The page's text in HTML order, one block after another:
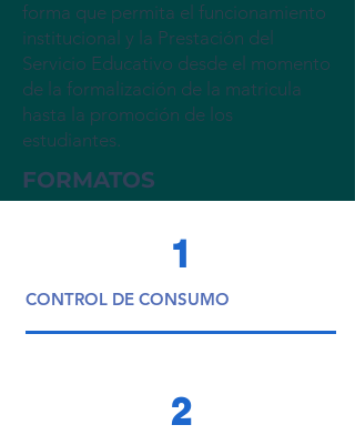
forma que permita el funcionamiento
institucional y la Prestación del
Servicio Educativo desde el momento
de la formalización de la matricula
hasta la promoción de los
estudiantes.
FORMATOS
1
CONTROL DE CONSUMO
2